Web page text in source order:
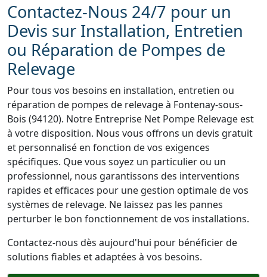
Contactez-Nous 24/7 pour un
Devis sur Installation, Entretien
ou Réparation de Pompes de
Relevage
Pour tous vos besoins en installation, entretien ou
réparation de pompes de relevage à Fontenay-sous-
Bois (94120). Notre Entreprise Net Pompe Relevage est
à votre disposition. Nous vous offrons un devis gratuit
et personnalisé en fonction de vos exigences
spécifiques. Que vous soyez un particulier ou un
professionnel, nous garantissons des interventions
rapides et efficaces pour une gestion optimale de vos
systèmes de relevage. Ne laissez pas les pannes
perturber le bon fonctionnement de vos installations.
Contactez-nous dès aujourd'hui pour bénéficier de
solutions fiables et adaptées à vos besoins.